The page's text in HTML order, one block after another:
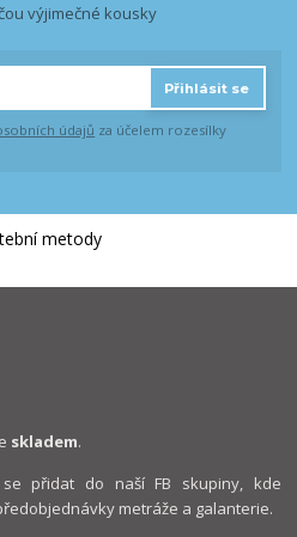
výjimečné kousky
Přihlásit se
údajů za účelem rozesílky
skladem.
přidat do naší FB skupiny, kde
metráže a galanterie.